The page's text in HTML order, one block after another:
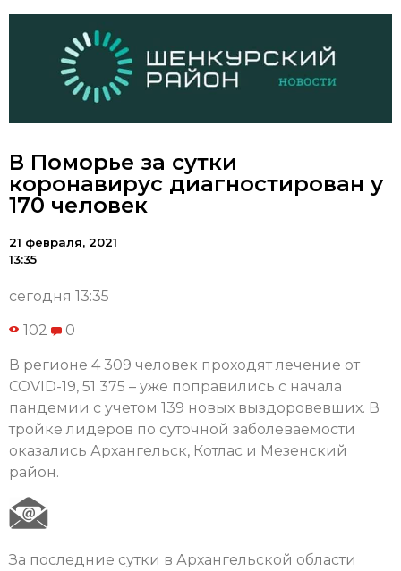
В Поморье за сутки
коронавирус диагностирован у
170 человек
21 февраля, 2021
13:35
сегодня 13:35
102 0
В регионе 4 309 человек проходят лечение от
COVID-19, 51 375 – уже поправились с начала
пандемии с учетом 139 новых выздоровевших. В
тройке лидеров по суточной заболеваемости
оказались Архангельск, Котлас и Мезенский
район.
За последние сутки в Архангельской области